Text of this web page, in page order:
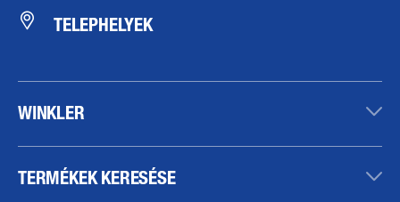
TELEPHELYEK
WINKLER
TERMÉKEK KERESÉSE